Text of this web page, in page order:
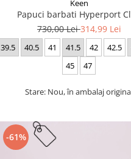
Keen
Papuci barbati Hyperport
730,00 Lei314,99 Lei
39.5 40.5 41 41.5 42 42.5
45
47
Stare: Nou, în ambalaj
-61%